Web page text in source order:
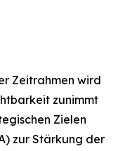
Zeitrahmen wird
zunimmt
Zielen
zur Stärkung der